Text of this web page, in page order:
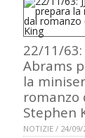
22/11/63:
Abrams
la
romanzo
Stephen
NOTIZIE / 24/09/